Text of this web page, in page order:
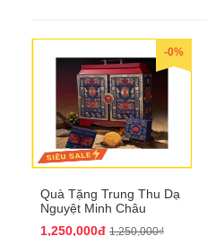
-0%
Quà Tặng Trung Thu Dạ
Nguyệt Minh Châu
1,250,000đ 1,250,000₫